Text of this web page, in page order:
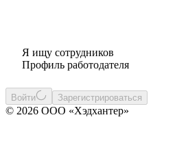
Я ищу сотрудников
Профиль работодателя
Войти Зарегистрироваться
© 2026 ООО «Хэдхантер»